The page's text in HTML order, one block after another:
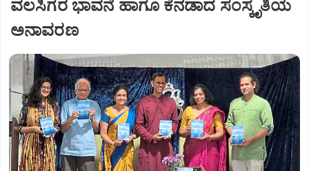
ವಲಸಿಗರ ಭಾವನೆ ಹಾಗೂ ಕೆನಡಾದ ಸಂಸ್ಕೃತಿಯ
ಅನಾವರಣ